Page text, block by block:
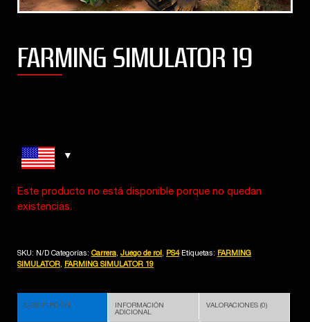
FARMING SIMULATOR 19
Este producto no está disponible porque no quedan
existencias.
SKU: N/D Categorías: Carrera, Juego de rol , PS4 Etiquetas: FARMING
SIMULATOR, FARMING SIMULATOR 19
DESCRIPCIÓN
INFORMACIÓN
ADICIONAL
VALORACIONES (0)